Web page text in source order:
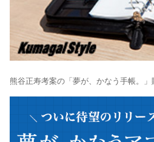
熊谷正寿考案の「夢が、かなう手帳。」